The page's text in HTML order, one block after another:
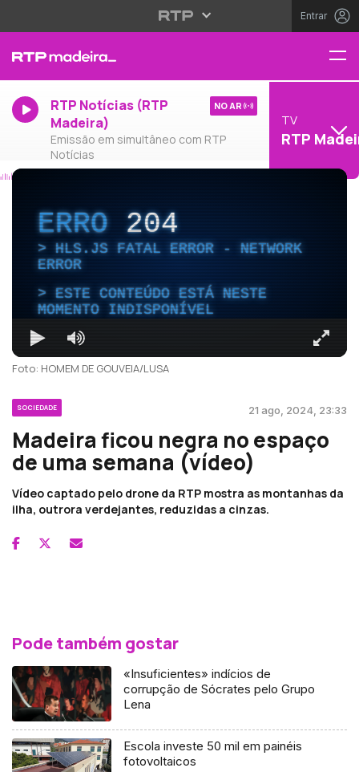
Entrar
RTP Notícias (RTP
Madeira)
Emissão em simultâneo com RTP
Notícias
NO AR
TV
RTP
ERRO204
HLS.JS FATAL ERROR - NETWORK
ERROR
ESTE CONTEÚDO ESTÁ NESTE
MOMENTO INDISPONÍVEL
Foto: HOMEM DE GOUVEIA/LUSA
SOCIEDADE 21 ago, 2024, 23:33
Madeira ficou negra no espaço
de uma semana (vídeo)
Vídeo captado pelo drone da RTP mostra as montanhas da
ilha, outrora verdejantes, reduzidas a cinzas.
Pode também gostar
«Insuficientes» indícios de
corrupção de Sócrates pelo Grupo
Lena
Escola investe 50 mil em painéis
fotovoltaicos